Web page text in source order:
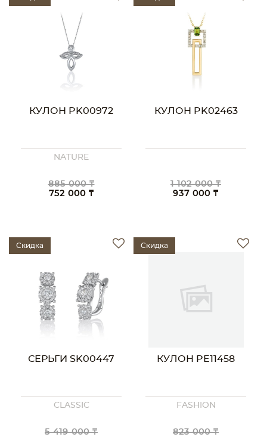
КУЛОН PK00972
NATURE
885 000 ₸
752 000 ₸
КУЛОН PK02463
1 102 000 ₸
937 000 ₸
Скидка
СЕРЬГИ SK00447
CLASSIC
5 419 000 ₸
Скидка
КУЛОН PE11458
FASHION
823 000 ₸